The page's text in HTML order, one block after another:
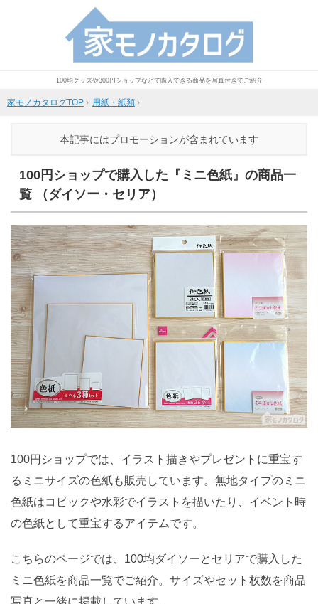
100均グッズや300円ショップなどで購入できる商品を写真付きでご紹介
家モノカタログTOP › 用紙・紙類 ›
本記事にはプロモーションが含まれています
100円ショップで購入した『ミニ色紙』の商品一
覧 （ダイソー・セリア）
100円ショップでは、イラスト描きやプレゼントに重宝す
るミニサイズの色紙も販売しています。無地タイプのミニ
色紙はコピックや水彩でイラストを描いたり、イベント時
の色紙として重宝するアイテムです。
こちらのページでは、100均ダイソーとセリアで購入した
ミニ色紙を商品一覧でご紹介。サイズやセット枚数を商品
写真と一緒に掲載しています。